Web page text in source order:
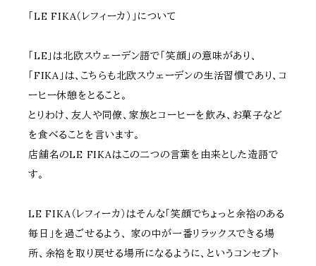
「LE FIKA（レフィーカ）」について
「LE」は北欧スウェーデン語で「笑顔」の意味があり、
「FIKA」は、こちらも北欧スウェーデンの生活習慣であり、コ
ーヒー休憩をとること。
とりわけ、友人や同僚、家族とコーヒーを飲み、お菓子など
を食べることを言います。
店舗名のLE FIKAはこの二つの言葉を由来とした造語で
す。
LE FIKA（レフィーカ）はそんな「笑顔でちょっと余裕のある
毎日」を過ごせるよう、 家の中が一番リラックスできる場
所、余裕を取り戻せる場所になるように、というコンセプト